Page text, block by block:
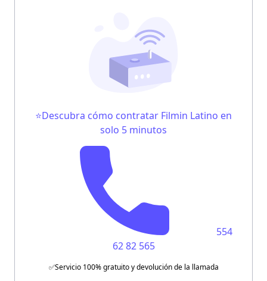
⭐Descubra cómo contratar Filmin Latino en
solo 5 minutos
554
62 82 565
✅Servicio 100% gratuito y devolución de la llamada